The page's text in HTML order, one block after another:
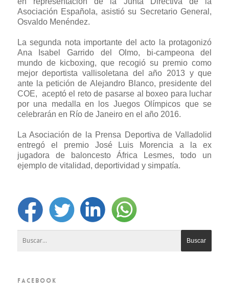
Asociación Española, asistió su Secretario General,
Osvaldo Menéndez.
La segunda nota importante del acto la protagonizó
Ana Isabel Garrido del Olmo, bi-campeona del
mundo de kicboxing, que recogió su premio como
mejor deportista vallisoletana del año 2013 y que
ante la petición de Alejandro Blanco, presidente del
COE, aceptó el reto de pasarse al boxeo para luchar
por una medalla en los Juegos Olímpicos que se
celebrarán en Río de Janeiro en el año 2016.
La Asociación de la Prensa Deportiva de Valladolid
entregó el premio José Luis Morencia a la ex
jugadora de baloncesto África Lesmes, todo un
ejemplo de vitalidad, deportividad y simpatía.
FACEBOOK